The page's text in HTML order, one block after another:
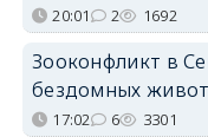
20:01 2 1692
Зооконфликт в
бездомных
17:02 6 3301